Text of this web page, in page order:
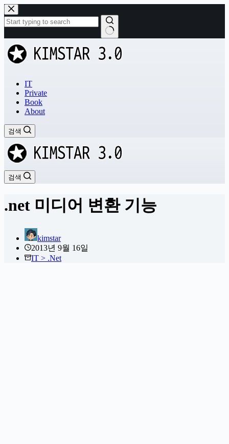
본
문
으
로
건
너
과
없
IT
Private
Book
About
검색
검색
.net 미디어 변환 기능
kimstar
2013년 9월 16일
IT > .Net